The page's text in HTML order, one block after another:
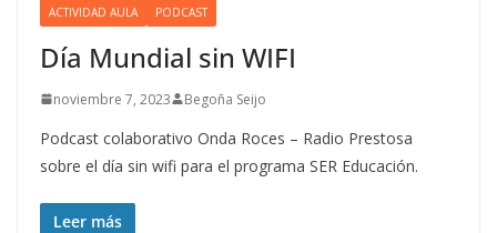
ACTIVIDAD AULA PODCAST
Día Mundial sin WIFI
noviembre 7, 2023 Begoña Seijo
Podcast colaborativo Onda Roces – Radio Prestosa
sobre el día sin wifi para el programa SER Educación.
Leer más